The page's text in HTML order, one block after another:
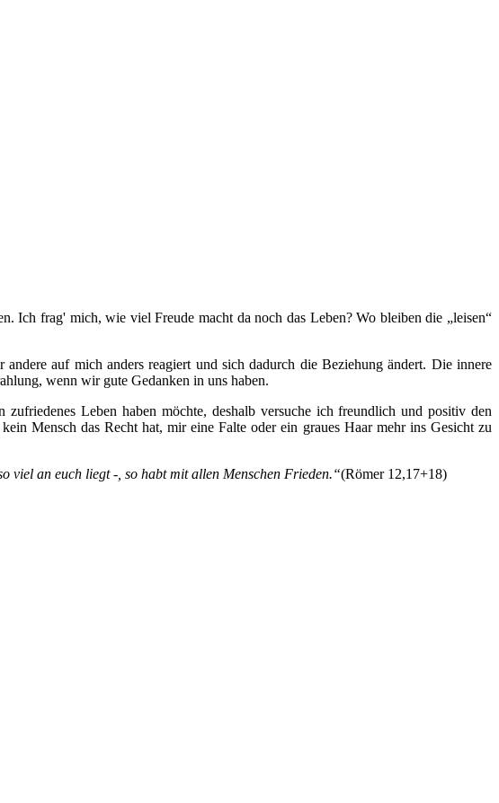
Ich frag' mich, wie viel Freude macht da noch das Leben? Wo bleiben die „leisen“
auf mich anders reagiert und sich dadurch die Beziehung ändert. Die innere
wenn wir gute Gedanken in uns haben.
Leben haben möchte, deshalb versuche ich freundlich und positiv den
Mensch das Recht hat, mir eine Falte oder ein graues Haar mehr ins Gesicht zu
viel an euch liegt -, so habt mit allen Menschen Frieden.“(Römer 12,17+18)